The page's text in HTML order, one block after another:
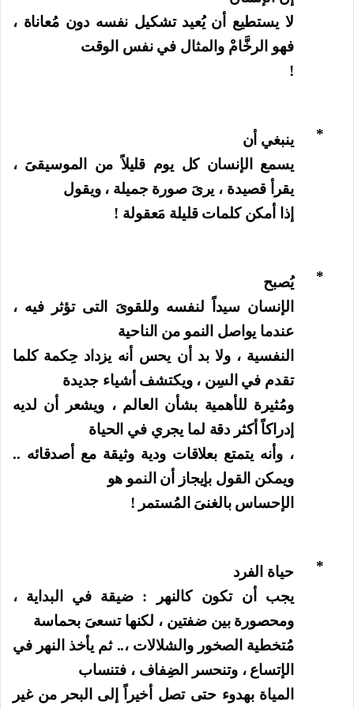
لا يستطيع أن يُعيد تشكيل نفسه دون مُعاناة ،
فهو الرخَّامْ والمثال في نفس الوقت
!
*
ينبغي أن
يسمع الإنسان كل يوم قليلاً من الموسيقىََ ،
يقرأ قصيدة ، يرىَ صورة جميلة ، ويقول
إذا أمكن كلمات قليلة مَعقولة !
*
يُصبح
الإنسان سيداً لنفسه وللقوىَ التى تؤثر فيه ،
عندما يواصل النمو من الناحية
النفسية ، ولا بد أن يحس أنه يزداد حِكمة كلما
تقدم في السِن ، ويكتشف أشياء جديدة
ومُثيرة للأهمية بشأن العالم ، ويشعر أن لديه
إدراكاً أكثر دقة لما يجري في الحياة
، وأنه يتمتع بعلاقات ودية وثيقة مع أصدقائه ..
ويمكن القول بإيجاز أن النمو هو
الإحساس بالغنىَ المُستمر !
*
حياة الفرد
يجب أن تكون كالنهر : ضيقة في البداية ،
ومحصورة بين ضفتين ، لكنها تسعىَ بحماسة
مُتخطية الصخور والشلالات ،.. ثم يأخذ النهر في
الإتساع ، وتنحسر الضِفاف ، فتنساب
المياة بهدوء حتى تصل أخيراً إلى البحر من غير